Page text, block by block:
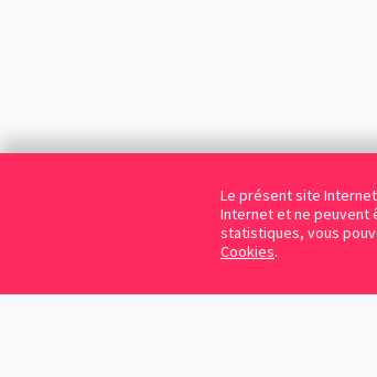
Le présent site
Internet et ne peuvent
statistiques, vous
Cookies.